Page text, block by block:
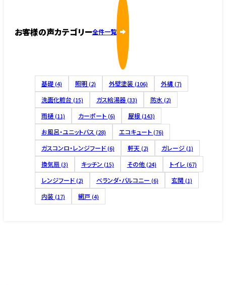
お客様の声カテゴリー全件一覧
基礎 (4) 照明 (2) 外壁塗装 (106) 外構 (7)
洗面化粧台 (15) ガス給湯器 (33) 防水 (2)
雨樋 (11) カーポート (6) 屋根 (143)
お風呂・ユニットバス (28) エコキュート (76)
ガスコンロ・レンジフード (6) 軒天 (2) ガレージ (1)
換気扇 (3) キッチン (15) その他 (24) トイレ (67)
レンジフード (2) ベランダ・バルコニー (6) 玄関 (1)
内装 (17) 網戸 (4)